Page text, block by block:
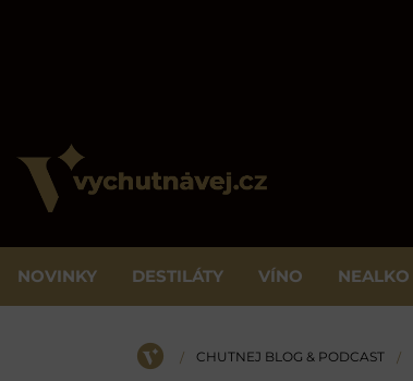
NOVINKY DESTILÁTY VÍNO NEALKO
/ CHUTNEJ BLOG & PODCAST /